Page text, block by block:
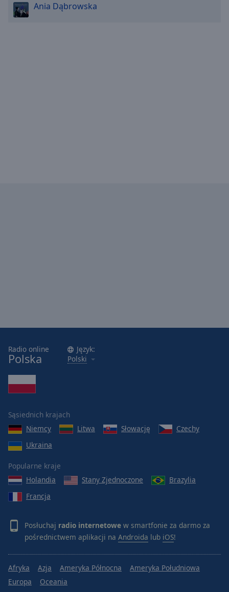
Ania Dąbrowska
Radio online
Polska
Język:
Polski
Sąsiednich krajach
Niemcy
Litwa Słowację
Czechy
Ukraina
Popularne kraje
Holandia
Stany Zjednoczone
Brazylia
Francja
Posłuchaj radio internetowe w smartfonie za darmo za
pośrednictwem aplikacji na Androida lub iOS!
Afryka Azja Ameryka Północna
Ameryka Południowa
Europa
Oceania